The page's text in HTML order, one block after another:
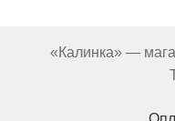
«Калинка» —